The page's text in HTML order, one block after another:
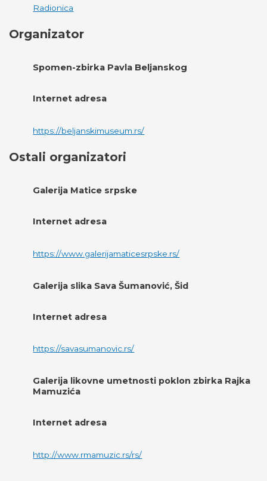
Radionica
Organizator
Spomen-zbirka Pavla Beljanskog
Internet adresa
https://beljanskimuseum.rs/
Ostali organizatori
Galerija Matice srpske
Internet adresa
https://www.galerijamaticesrpske.rs/
Galerija slika Sava Šumanović, Šid
Internet adresa
https://savasumanovic.rs/
Galeriја likovne umetnosti poklon zbirka Rajka
Mamuzića
Internet adresa
http://www.rmamuzic.rs/rs/